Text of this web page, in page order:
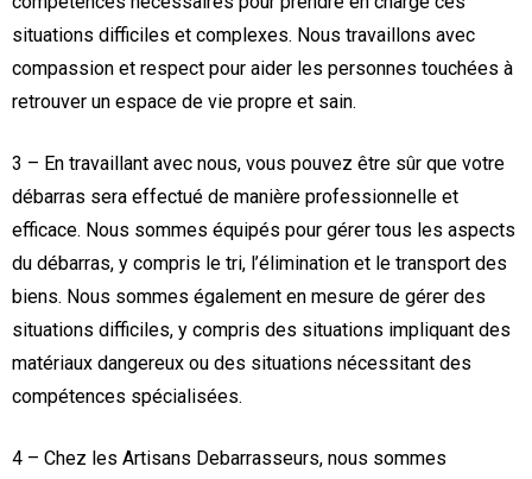
situations difficiles et complexes. Nous travaillons avec
compassion et respect pour aider les personnes touchées à
retrouver un espace de vie propre et sain.
3 – En travaillant avec nous, vous pouvez être sûr que votre
débarras sera effectué de manière professionnelle et
efficace. Nous sommes équipés pour gérer tous les aspects
du débarras, y compris le tri, l’élimination et le transport des
biens. Nous sommes également en mesure de gérer des
situations difficiles, y compris des situations impliquant des
matériaux dangereux ou des situations nécessitant des
compétences spécialisées.
4 – Chez les Artisans Debarrasseurs, nous sommes